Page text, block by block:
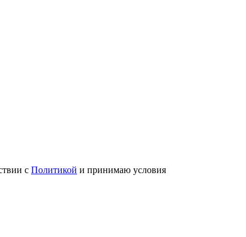
с Политикой и принимаю условия